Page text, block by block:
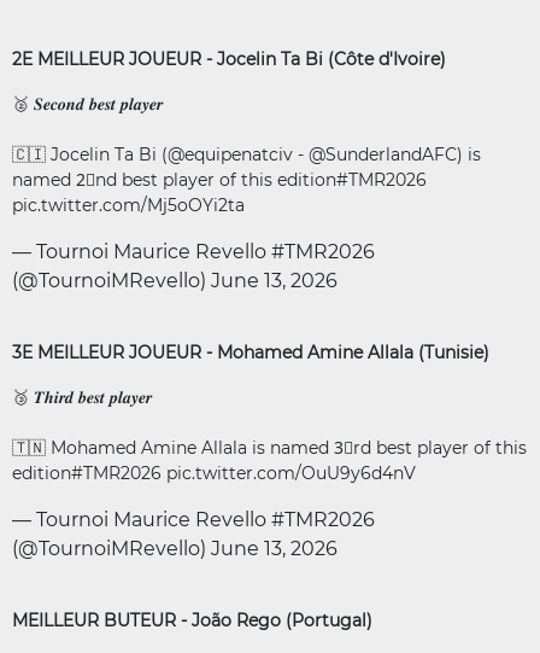
2E MEILLEUR JOUEUR - Jocelin Ta Bi (Côte d'Ivoire)
🥈 𝑺𝒆𝒄𝒐𝒏𝒅 𝒃𝒆𝒔𝒕 𝒑𝒍𝒂𝒚𝒆𝒓
🇨🇮 Jocelin Ta Bi (@equipenatciv - @SunderlandAFC) is
named 2⃣nd best player of this edition#TMR2026
pic.twitter.com/Mj5oOYi2ta
— Tournoi Maurice Revello #TMR2026
(@TournoiMRevello) June 13, 2026
3E MEILLEUR JOUEUR - Mohamed Amine Allala (Tunisie)
🥉 𝑻𝒉𝒊𝒓𝒅 𝒃𝒆𝒔𝒕 𝒑𝒍𝒂𝒚𝒆𝒓
🇹🇳 Mohamed Amine Allala is named 3⃣rd best player of this
edition#TMR2026 pic.twitter.com/OuU9y6d4nV
— Tournoi Maurice Revello #TMR2026
(@TournoiMRevello) June 13, 2026
MEILLEUR BUTEUR - João Rego (Portugal)